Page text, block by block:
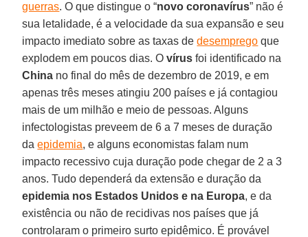
guerras. O que distingue o “novo coronavírus” não é
sua letalidade, é a velocidade da sua expansão e seu
impacto imediato sobre as taxas dedesemprego que
explodem em poucos dias. Ovírus foi identificado na
China no final do mês de dezembro de 2019, e em
apenas três meses atingiu 200 países e já contagiou
mais de um milhão e meio de pessoas. Alguns
infectologistas preveem de 6 a 7 meses de duração
daepidemia, e alguns economistas falam num
impacto recessivo cuja duração pode chegar de 2 a 3
anos. Tudo dependerá da extensão e duração da
epidemia nos Estados Unidos e na Europa, e da
existência ou não de recidivas nos países que já
controlaram o primeiro surto epidêmico. É provável